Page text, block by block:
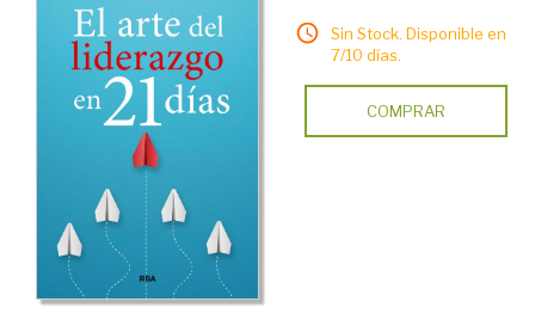
Sin Stock. Disponible en
7/10 días.
COMPRAR